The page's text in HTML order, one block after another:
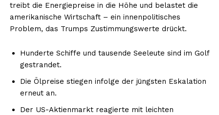
treibt die Energiepreise in die Höhe und belastet die
amerikanische Wirtschaft – ein innenpolitisches
Problem, das Trumps Zustimmungswerte drückt.
Hunderte Schiffe und tausende Seeleute sind im Golf
gestrandet.
Die Ölpreise stiegen infolge der jüngsten Eskalation
erneut an.
Der US-Aktienmarkt reagierte mit leichten